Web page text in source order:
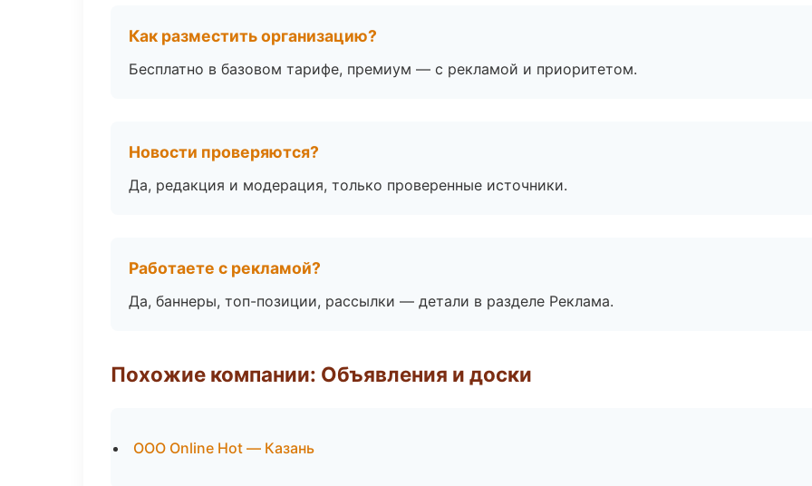
Как разместить организацию?
Бесплатно в базовом тарифе, премиум — с рекламой и приоритетом.
Новости проверяются?
Да, редакция и модерация, только проверенные источники.
Работаете с рекламой?
Да, баннеры, топ-позиции, рассылки — детали в разделе Реклама.
Похожие компании: Объявления и доски
ООО Online Hot — Казань